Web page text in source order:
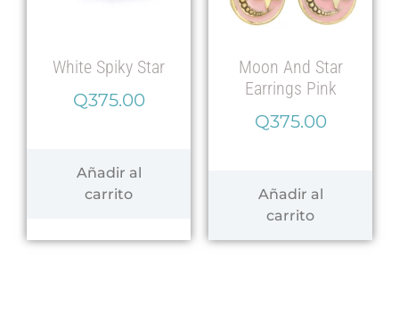
White Spiky Star
Q375.00
Añadir al
carrito
Moon And Star
Earrings Pink
Q375.00
Añadir al
carrito